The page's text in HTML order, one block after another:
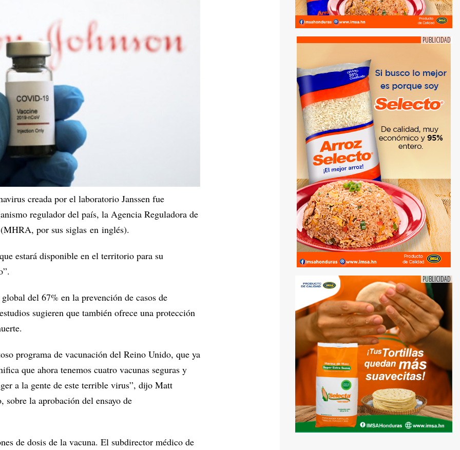
creada por el laboratorio Janssen fue
regulador del país, la Agencia Reguladora de
por sus siglas en inglés).
estará disponible en el territorio para su
del 67% en la prevención de casos de
sugieren que también ofrece una protección
programa de vacunación del Reino Unido, que ya
que ahora tenemos cuatro vacunas seguras y
a la gente de este terrible virus”, dijo Matt
la aprobación del ensayo de
de dosis de la vacuna. El subdirector médico de